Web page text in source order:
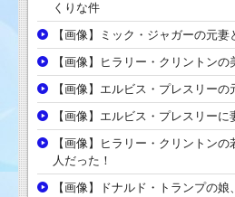
くりな件
【画像】ミック・ジャガーの元
【画像】ヒラリー・クリントン
【画像】エルビス・プレスリー
【画像】エルビス・プレスリーに
【画像】ヒラリー・クリントン
人だった！
【画像】ドナルド・トランプの